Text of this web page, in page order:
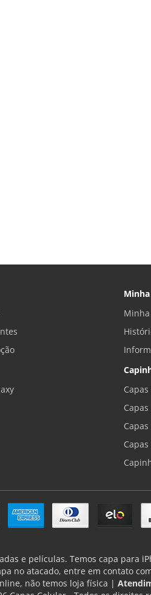
e películas. Temos capa para
no atacado, entre em contato
não temos loja física |